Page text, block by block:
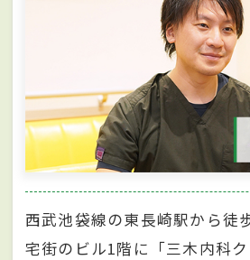
西武池袋線の東長崎駅から徒
宅街のビル1階に「三木内科